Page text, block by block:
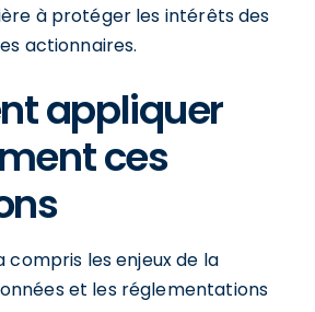
à protéger les intérêts des
actionnaires.
appliquer
ces
compris les enjeux de la
et les réglementations